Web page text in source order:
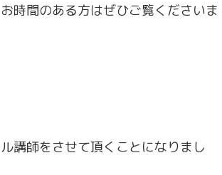
時間のある方はぜひご覧くださいま
講師をさせて頂くことになりまし